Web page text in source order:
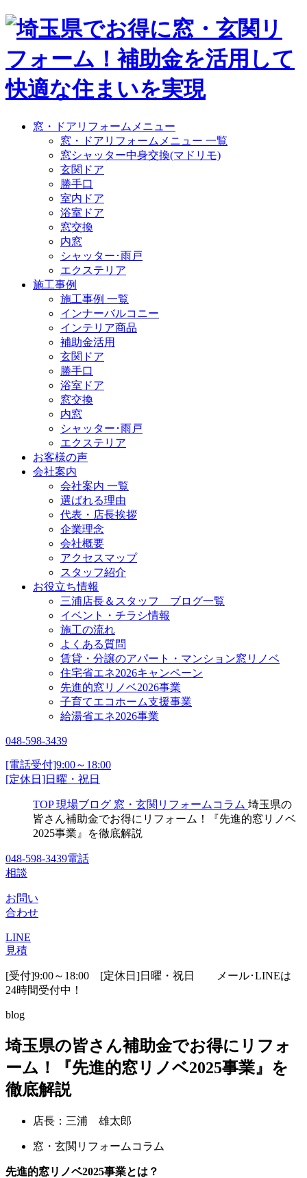
窓・ドアリフォームメニュー
窓・ドアリフォームメニュー 一覧
窓シャッター中身交換(マドリモ)
玄関ドア
勝手口
室内ドア
浴室ドア
窓交換
内窓
シャッター･雨戸
エクステリア
施工事例
施工事例 一覧
インナーバルコニー
インテリア商品
補助金活用
玄関ドア
勝手口
浴室ドア
窓交換
内窓
シャッター･雨戸
エクステリア
お客様の声
会社案内
会社案内 一覧
選ばれる理由
代表・店長挨拶
企業理念
会社概要
アクセスマップ
スタッフ紹介
お役立ち情報
三浦店長＆スタッフ ブログ一覧
イベント・チラシ情報
施工の流れ
よくある質問
賃貸・分譲のアパート・マンション窓リノベ
住宅省エネ2026キャンペーン
先進的窓リノベ2026事業
子育てエコホーム支援事業
給湯省エネ2026事業
048-598-3439
[電話受付]9:00～18:00
[定休日]日曜・祝日
TOP 現場ブログ 窓・玄関リフォームコラム 埼玉県の
皆さん補助金でお得にリフォーム！『先進的窓リノベ
2025事業』を徹底解説
048-598-3439電話
相談
お問い
合わせ
LINE
見積
[受付]9:00～18:00 [定休日]日曜・祝日
メール･LINEは
24時間受付中！
blog
埼玉県の皆さん補助金でお得にリフォ
ーム！『先進的窓リノベ2025事業』を
徹底解説
店長：三浦 雄太郎
窓・玄関リフォームコラム
先進的窓リノベ2025事業とは？